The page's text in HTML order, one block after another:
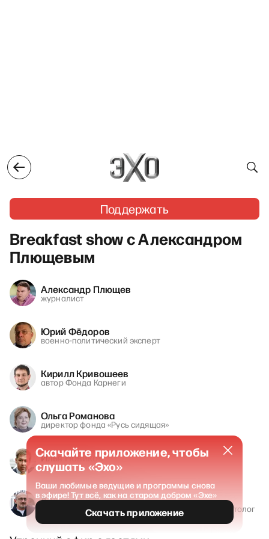
Поддержать
Breakfast show с Александром
Плющевым
Александр Плющев
журналист
Юрий Фёдоров
военно-политический эксперт
Кирилл Кривошеев
автор Фонда Карнеги
Ольга Романова
директор фонда «Русь сидящая»
Илья Новиков
адвокат
Александр Морозов
руководитель Института свободной России, политолог
Скачайте приложение, чтобы
слушать «Эхо»
Ваши любимые ведущие и программы снова
в эфире! Тут всё, как на старом добром «Эхе»
Скачать приложение